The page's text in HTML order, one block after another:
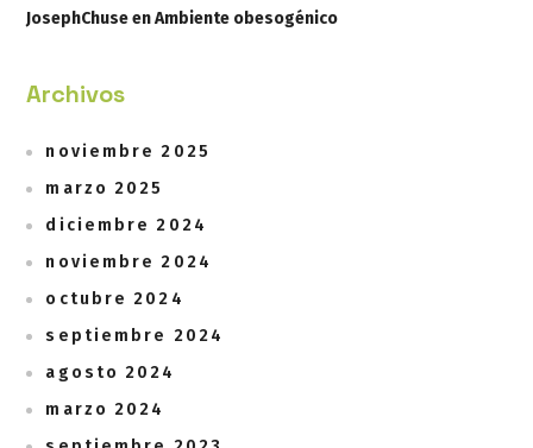
JosephChuseenAmbiente obesogénico
Archivos
noviembre 2025
marzo 2025
diciembre 2024
noviembre 2024
octubre 2024
septiembre 2024
agosto 2024
marzo 2024